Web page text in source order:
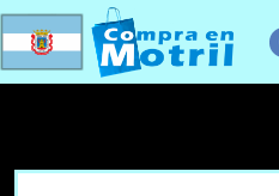
Saltar
al
contenido